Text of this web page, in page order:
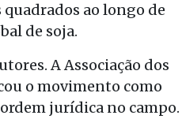
ao longo de
de soja.
A Associação dos
o movimento como
jurídica no campo.